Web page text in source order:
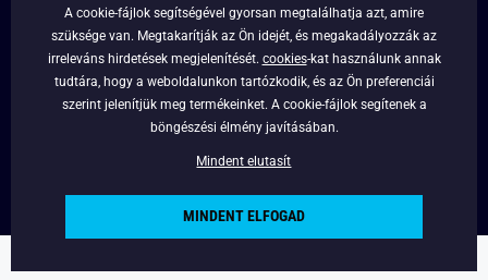
info@legyferfi.hu
FONTOS INFORMÁCIÓK
RÓLUNK
A cookie-fájlok segítségével gyorsan megtalálhatja azt, amire
szüksége van. Megtakarítják az Ön idejét, és megakadályozzák az
irreleváns hirdetések megjelenítését. cookies-kat használunk annak
tudtára, hogy a weboldalunkon tartózkodik, és az Ön preferenciái
szerint jelenítjük meg termékeinket. A cookie-fájlok segítenek a
böngészési élmény javításában.
Mindent elutasít
MINDENT ELFOGAD